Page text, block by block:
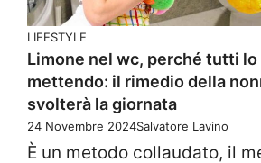
LIFESTYLE
Limone nel wc, perché tutti
mettendo: il rimedio della
svolterà la giornata
24 Novembre 2024Salvatore Lavino
È un metodo collaudato, il